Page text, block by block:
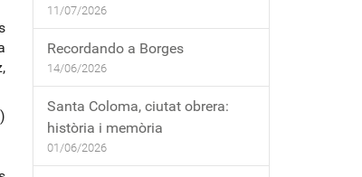
11/07/2026
Recordando a Borges
14/06/2026
Santa Coloma, ciutat obrera:
història i memòria
01/06/2026